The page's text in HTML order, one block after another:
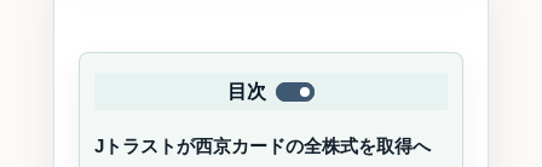
目次
Jトラストが西京カードの全株式を取得へ